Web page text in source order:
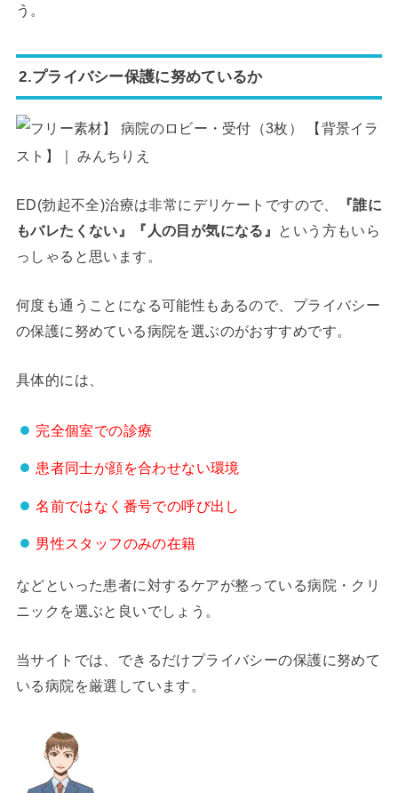
う。
2.プライバシー保護に努めているか
ED(勃起不全)治療は非常にデリケートですので、
『誰に
もバレたくない』『人の目が気になる』 という方もいら
っしゃると思います。
何度も通うことになる可能性もあるので、プライバシー
の保護に努めている病院を選ぶのがおすすめです。
具体的には、
完全個室での診療
患者同士が顔を合わせない環境
名前ではなく番号での呼び出し
男性スタッフのみの在籍
などといった患者に対するケアが整っている病院・クリ
ニックを選ぶと良いでしょう。
当サイトでは、できるだけプライバシーの保護に努めて
いる病院を厳選しています。